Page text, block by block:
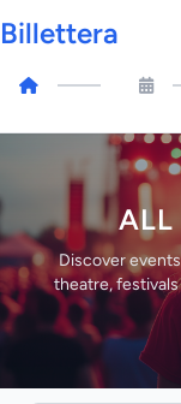
Billettera
ALL
Discover
theatre,